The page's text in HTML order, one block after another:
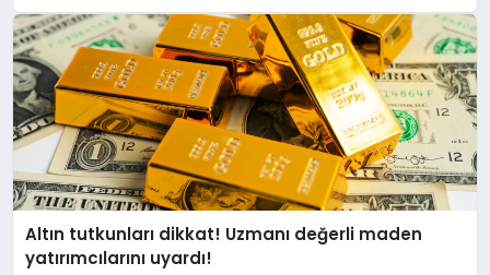
Altın tutkunları dikkat! Uzmanı değerli maden
yatırımcılarını uyardı!